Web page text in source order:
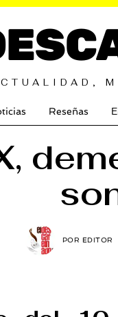
Reseñas
POR EDITOR